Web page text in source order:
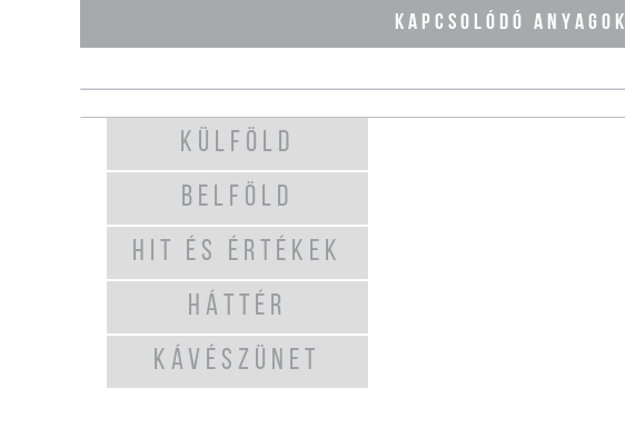
KAPCSOLÓDÓ ANYAGOK
KÜLFÖLD
BELFÖLD
HIT ÉS ÉRTÉKEK
HÁTTÉR
KÁVÉSZÜNET